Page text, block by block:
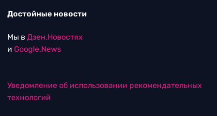
Достойные новости
Мы в Дзен.Новостях
и Google.News
Уведомление об использовании рекомендательных
технологий